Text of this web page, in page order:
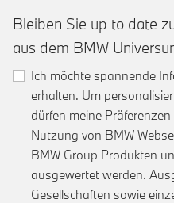
Bleiben Sie up to date
aus dem BMW
Ich möchte spannende
erhalten. Um
dürfen meine
Nutzung von BMW
BMW Group Produkten
ausgewertet werden.
Gesellschaften sowie